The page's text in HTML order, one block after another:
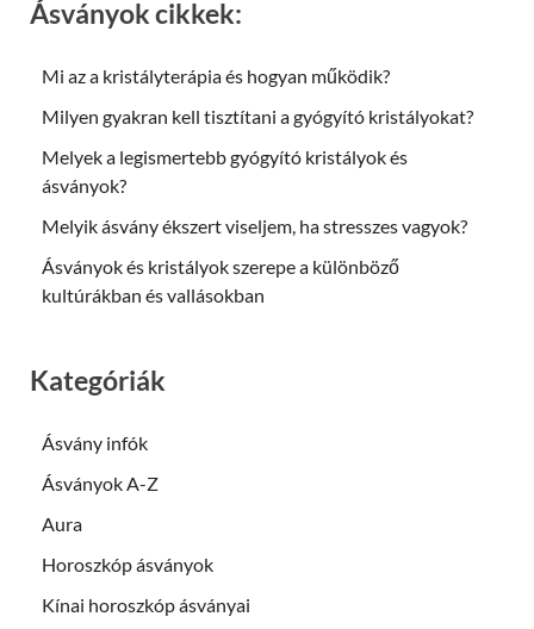
Ásványok cikkek:
Mi az a kristályterápia és hogyan működik?
Milyen gyakran kell tisztítani a gyógyító kristályokat?
Melyek a legismertebb gyógyító kristályok és
ásványok?
Melyik ásvány ékszert viseljem, ha stresszes vagyok?
Ásványok és kristályok szerepe a különböző
kultúrákban és vallásokban
Kategóriák
Ásvány infók
Ásványok A-Z
Aura
Horoszkóp ásványok
Kínai horoszkóp ásványai